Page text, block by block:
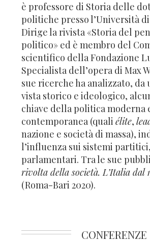
è professore di Storia delle
politiche presso l’Università
Dirige la rivista «Storia del
politico» ed è membro del
scientifico della Fondazione
Specialista dell’opera di Max
sue ricerche ha analizzato, da
vista storico e ideologico,
chiave della politica moderna
contemporanea (quali élite,
nazione e società di massa),
l’influenza sui sistemi
parlamentari. Tra le sue
rivolta della società. L’Italia dal
(Roma-Bari 2020).
CONFERENZE